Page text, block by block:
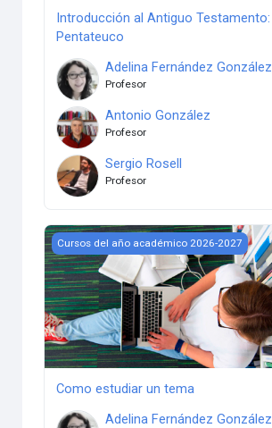
Introducción al Antiguo Testamento:
Pentateuco
Adelina Fernández González
Profesor
Antonio González
Profesor
Sergio Rosell
Profesor
Como estudiar un tema
Cursos del año académico 2026-2027
Como estudiar un tema
Adelina Fernández González